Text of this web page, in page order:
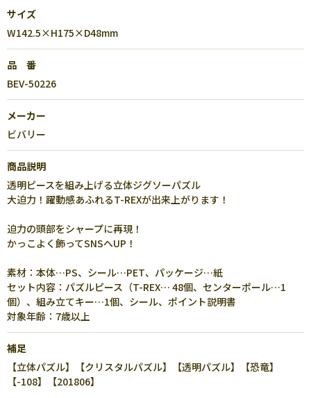
サイズ
W142.5×H175×D48mm
品 番
BEV-50226
メーカー
ビバリー
商品説明
透明ピースを組み上げる立体ジグソーパズル
大迫力！躍動感あふれるT-REXが出来上がります！
迫力の頭部をシャープに再現！
かっこよく飾ってSNSへUP！
素材：本体…PS、シール…PET、パッケージ…紙
セット内容：パズルピース（T-REX… 48個、センターポール…1
個）、組み立てキー…1個、シール、ポイント説明書
対象年齢：7歳以上
補足
【立体パズル】【クリスタルパズル】【透明パズル】【恐竜】
【-108】【201806】